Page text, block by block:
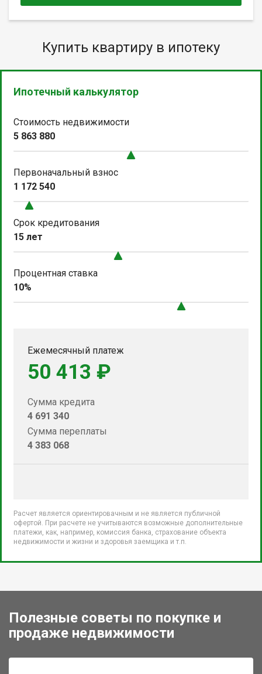
Купить квартиру в ипотеку
Ипотечный калькулятор
Стоимость недвижимости
5 863 880
Первоначальный взнос
1 172 540
Срок кредитования
15 лет
Процентная ставка
10%
Ежемесячный платеж
50 413 ₽
Сумма кредита
4 691 340
Сумма переплаты
4 383 068
Расчет является ориентировачным и не является публичной
офертой. При расчете не учитываются возможные дополнительные
платежи, как, например, комиссия банка, страхование объекта
недвижимости и жизни и здоровья заемщика и т.п.
Полезные советы по покупке и
продаже недвижимости